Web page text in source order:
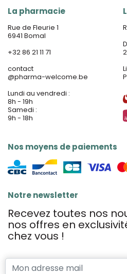
La pharmacie
Rue de Fleurie 1
6941 Bomal
+32 86 21 11 71
contact
@pharma-welcome.be
Lundi au vendredi :
8h - 19h
Samedi :
9h - 18h
Nos moyens de paiements
Notre newsletter
Recevez toutes nos
nos offres en
chez vous !